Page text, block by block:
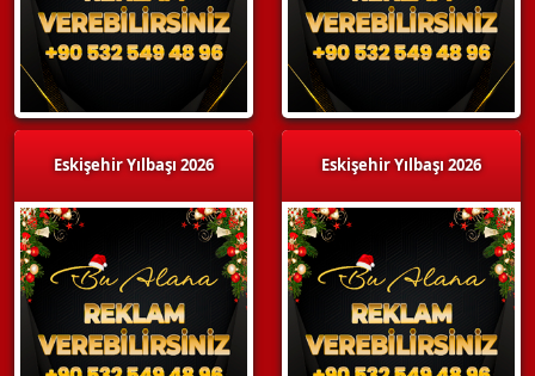
Eskişehir Yılbaşı 2026 Eskişehir Yılbaşı 2026